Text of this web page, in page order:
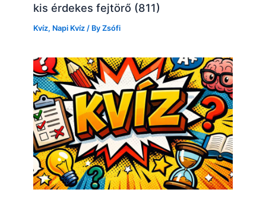
kis érdekes fejtörő (811)
Kvíz, Napi Kvíz / ByZsófi